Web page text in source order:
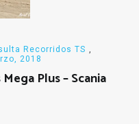
Recorridos TS ,
2018
Plus – Scania